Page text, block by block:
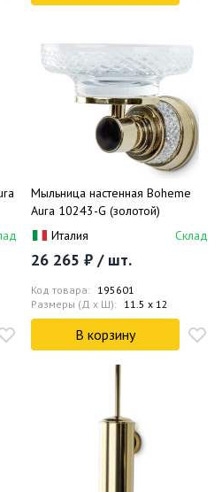
Мыльница настенная Boheme
Aura 10243-G (золотой)
Италия
Склад
26 265 ₽ / шт.
Код товара: 195601
Размеры (Д x Ш): 11.5 x 12
В корзину